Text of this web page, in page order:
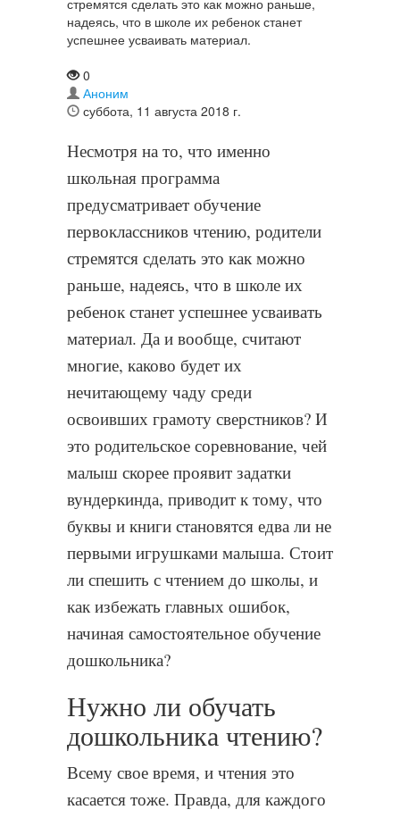
стремятся сделать это как можно раньше,
надеясь, что в школе их ребенок станет
успешнее усваивать материал.
0
Аноним
суббота, 11 августа 2018 г.
Несмотря на то, что именно
школьная программа
предусматривает обучение
первоклассников чтению, родители
стремятся сделать это как можно
раньше, надеясь, что в школе их
ребенок станет успешнее усваивать
материал. Да и вообще, считают
многие, каково будет их
нечитающему чаду среди
освоивших грамоту сверстников? И
это родительское соревнование, чей
малыш скорее проявит задатки
вундеркинда, приводит к тому, что
буквы и книги становятся едва ли не
первыми игрушками малыша. Стоит
ли спешить с чтением до школы, и
как избежать главных ошибок,
начиная самостоятельное обучение
дошкольника?
Нужно ли обучать
дошкольника чтению?
Всему свое время, и чтения это
касается тоже. Правда, для каждого